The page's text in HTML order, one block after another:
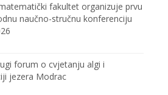
e
fakultet organizuje prvu
naučno-stručnu konferenciju
forum o cvjetanju algi i
jezera Modrac